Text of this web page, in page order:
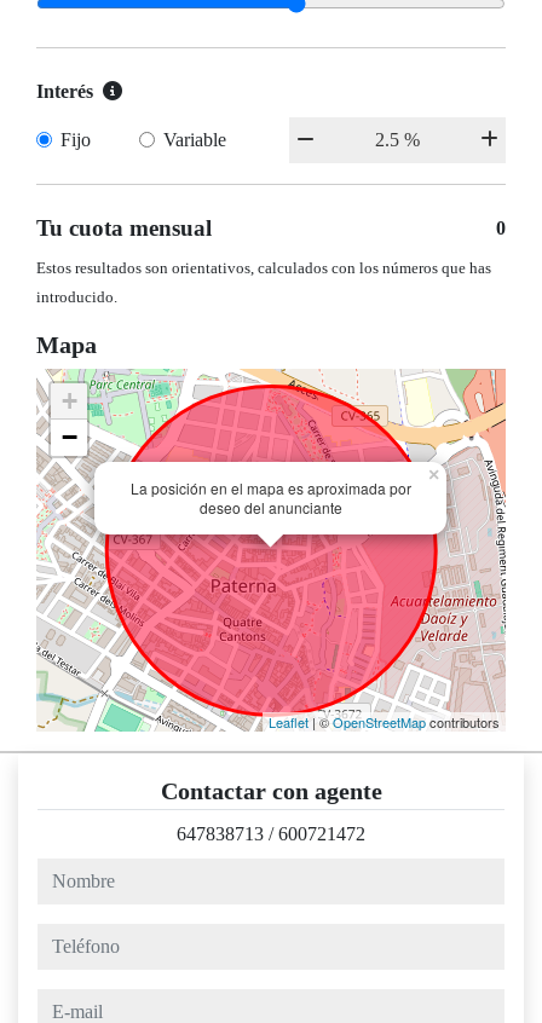
Interés
Fijo Variable
Tu cuota mensual 0
Estos resultados son orientativos, calculados con los números que has
introducido.
Mapa
La posición en el mapa es aproximada por
deseo del anunciante
×
+
−
Leaflet | ©OpenStreetMapcontributors
Contactar con agente
647838713 /600721472
nombre
teléfono
e-mail